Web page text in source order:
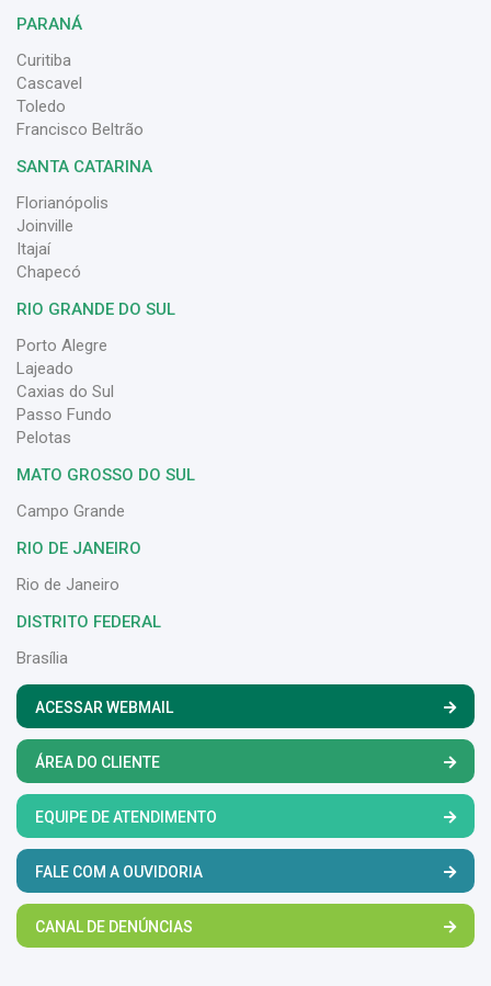
PARANÁ
Curitiba
Cascavel
Toledo
Francisco Beltrão
SANTA CATARINA
Florianópolis
Joinville
Itajaí
Chapecó
RIO GRANDE DO SUL
Porto Alegre
Lajeado
Caxias do Sul
Passo Fundo
Pelotas
MATO GROSSO DO SUL
Campo Grande
RIO DE JANEIRO
Rio de Janeiro
DISTRITO FEDERAL
Brasília
ACESSAR WEBMAIL
ÁREA DO CLIENTE
EQUIPE DE ATENDIMENTO
FALE COM A OUVIDORIA
CANAL DE DENÚNCIAS